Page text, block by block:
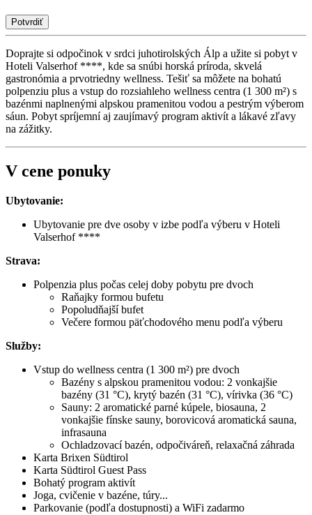
Potvrdiť
Doprajte si odpočinok v srdci juhotirolských Álp a užite si pobyt v
Hoteli Valserhof ****, kde sa snúbi horská príroda, skvelá
gastronómia a prvotriedny wellness. Tešiť sa môžete na bohatú
polpenziu plus a vstup do rozsiahleho wellness centra (1 300 m²) s
bazénmi naplnenými alpskou pramenitou vodou a pestrým výberom
sáun. Pobyt spríjemní aj zaujímavý program aktivít a lákavé zľavy
na zážitky.
V cene ponuky
Ubytovanie:
Ubytovanie pre dve osoby v izbe podľa výberu v Hoteli
Valserhof ****
Strava:
Polpenzia plus počas celej doby pobytu pre dvoch
Raňajky formou bufetu
Popoludňajší bufet
Večere formou päťchodového menu podľa výberu
Služby:
Vstup do wellness centra (1 300 m²) pre dvoch
Bazény s alpskou pramenitou vodou: 2 vonkajšie
bazény (31 °C), krytý bazén (31 °C), vírivka (36 °C)
Sauny: 2 aromatické parné kúpele, biosauna, 2
vonkajšie fínske sauny, borovicová aromatická sauna,
infrasauna
Ochladzovací bazén, odpočiváreň, relaxačná záhrada
Karta Brixen Südtirol
Karta Südtirol Guest Pass
Bohatý program aktivít
Joga, cvičenie v bazéne, túry...
Parkovanie (podľa dostupnosti) a WiFi zadarmo